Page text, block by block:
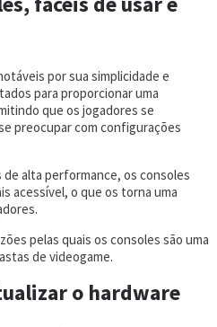
por sua simplicidade e
para proporcionar uma
que os jogadores se
preocupar com configurações
de alta performance, os consoles
acessível, o que os torna uma
pelas quais os consoles são uma
de videogame.
o hardware